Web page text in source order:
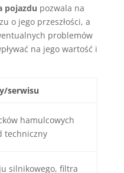
pojazdu pozwala na
o jego przeszłości, a
problemów
na jego wartość i
serwisu
hamulcowych
techniczny
silnikowego, filtra